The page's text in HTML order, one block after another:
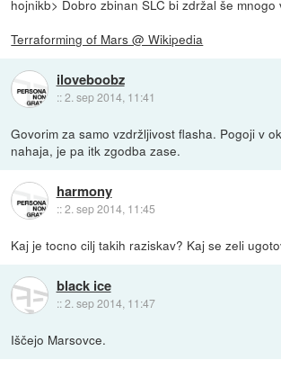
hojnikb> Dobro zbinan SLC bi zdržal še mnogo
Terraforming of Mars @ Wikipedia
iloveboobz
::2. sep 2014, 11:41
Govorim za samo vzdržljivost flasha. Pogoji v
nahaja, je pa itk zgodba zase.
harmony
::2. sep 2014, 11:45
Kaj je tocno cilj takih raziskav? Kaj se zeli
black ice
::2. sep 2014, 11:47
Iščejo Marsovce.